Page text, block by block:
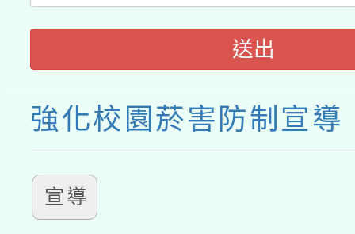
送出
強化校園菸害防制宣導
宣導